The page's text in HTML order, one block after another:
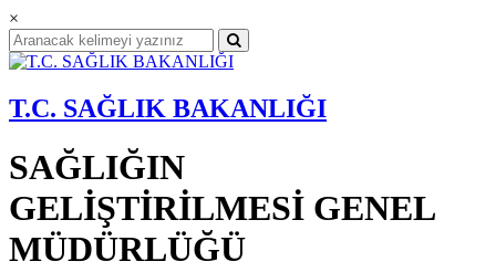
×
T.C. SAĞLIK BAKANLIĞI
SAĞLIĞIN
GELİŞTİRİLMESİ GENEL
MÜDÜRLÜĞÜ